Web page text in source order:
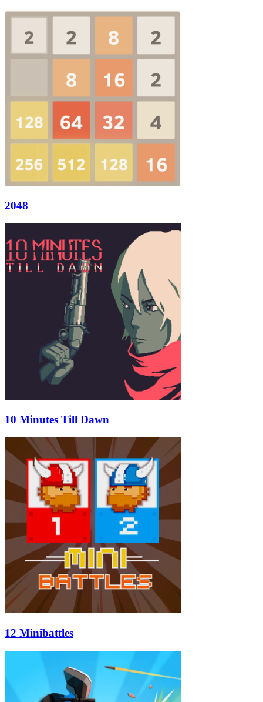
2048
10 Minutes Till Dawn
12 Minibattles